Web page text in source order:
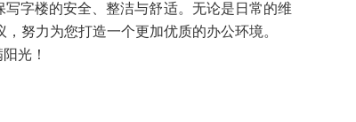
字楼的安全、整洁与舒适。无论是日常的维
努力为您打造一个更加优质的办公环境。
光！